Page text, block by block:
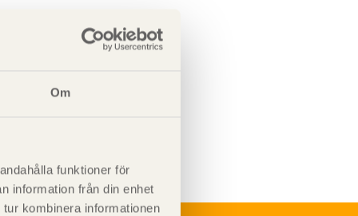
Om
funktioner för
information från din enhet
kombinera informationen